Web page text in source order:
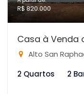
R$ 820.000
Casa à Venda
Alto San
2 Quartos
2